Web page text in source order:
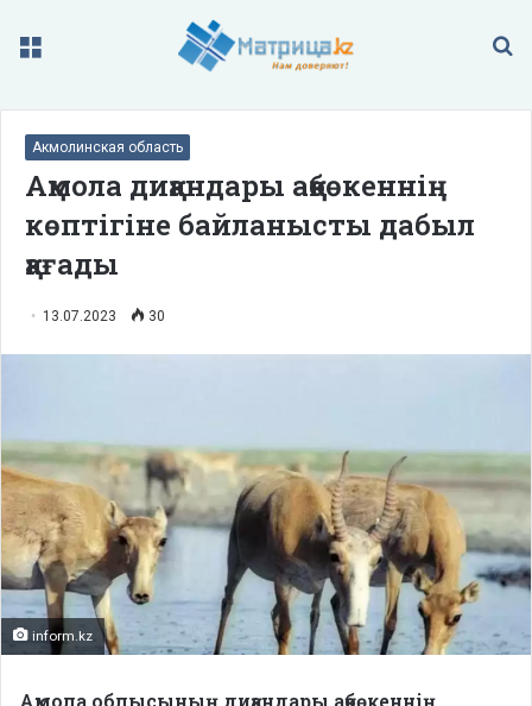
Меню
Акмолинская область
Ақмола диқандары ақбөкеннің
көптігіне байланысты дабыл
қағады
13.07.2023 30
inform.kz
Ақмола облысының диқандары ақбөкеннің